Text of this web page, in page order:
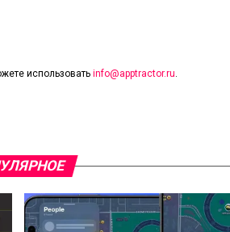
использовать info@apptractor.ru.